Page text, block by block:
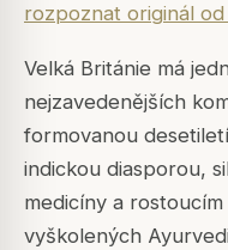
rozpoznat originál
Velká Británie má
nejzavedenějších
formovanou
indickou diasporou,
medicíny a
vyškolených